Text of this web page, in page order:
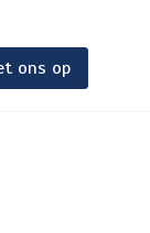
ons op